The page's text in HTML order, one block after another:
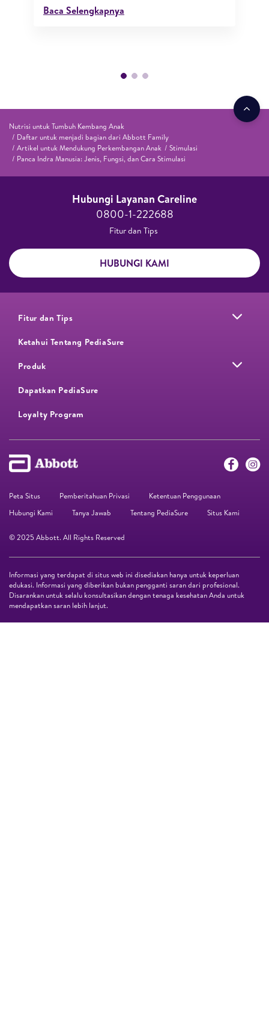
Baca Selengkapnya
Nutrisi untuk Tumbuh Kembang Anak
Daftar untuk menjadi bagian dari Abbott Family
Artikel untuk Mendukung Perkembangan Anak
Stimulasi
Panca Indra Manusia: Jenis, Fungsi, dan Cara Stimulasi
Hubungi Layanan Careline​
0800-1-222688​
Fitur dan Tips ​
HUBUNGI KAMI
Fitur dan Tips
Ketahui Tentang PediaSure
Produk
Dapatkan PediaSure
Loyalty Program​
Peta Situs Pemberitahuan Privasi
Ketentuan Penggunaan
Hubungi Kami
Tanya Jawab Tentang PediaSure Situs Kami
© 2025 Abbott. All Rights Reserved
Informasi yang terdapat di situs web ini disediakan hanya untuk keperluan
edukasi. Informasi yang diberikan bukan pengganti saran dari profesional.
Disarankan untuk selalu konsultasikan dengan tenaga kesehatan Anda untuk
mendapatkan saran lebih lanjut.